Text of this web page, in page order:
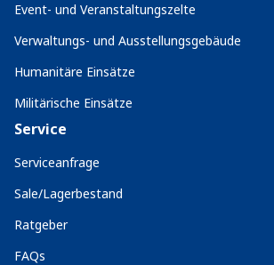
Event- und Veranstaltungszelte
Verwaltungs- und Ausstellungsgebäude
Humanitäre Einsätze
Militärische Einsätze
Service
Serviceanfrage
Sale/Lagerbestand
Ratgeber
FAQs